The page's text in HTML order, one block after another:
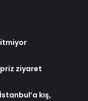
ziyaret
kış,